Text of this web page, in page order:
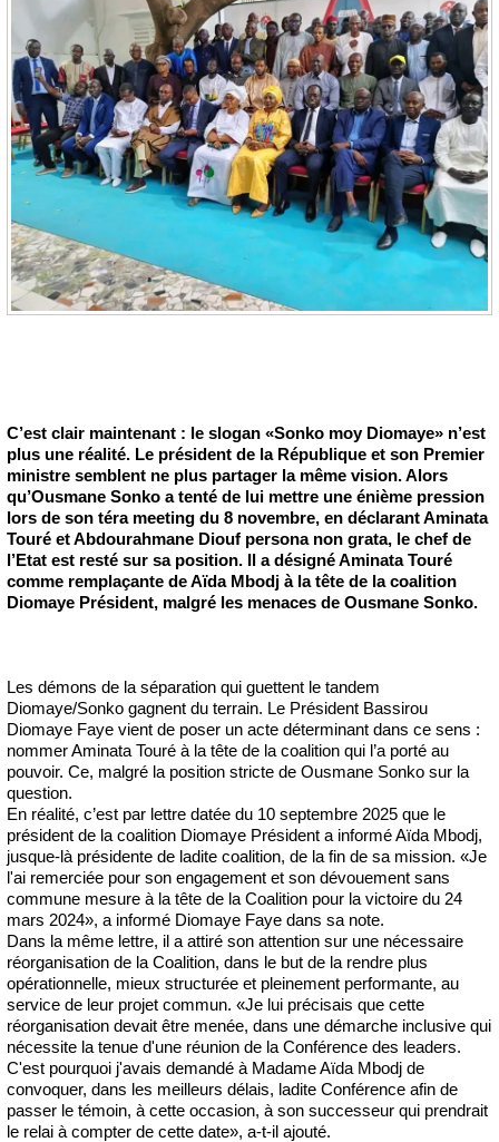
C’est clair maintenant : le slogan «Sonko moy Diomaye» n’est
plus une réalité. Le président de la République et son Premier
ministre semblent ne plus partager la même vision. Alors
qu’Ousmane Sonko a tenté de lui mettre une énième pression
lors de son téra meeting du 8 novembre, en déclarant Aminata
Touré et Abdourahmane Diouf persona non grata, le chef de
l’Etat est resté sur sa position. Il a désigné Aminata Touré
comme remplaçante de Aïda Mbodj à la tête de la coalition
Diomaye Président, malgré les menaces de Ousmane Sonko.
Les démons de la séparation qui guettent le tandem
Diomaye/Sonko gagnent du terrain. Le Président Bassirou
Diomaye Faye vient de poser un acte déterminant dans ce sens :
nommer Aminata Touré à la tête de la coalition qui l’a porté au
pouvoir. Ce, malgré la position stricte de Ousmane Sonko sur la
question.
En réalité, c’est par lettre datée du 10 septembre 2025 que le
président de la coalition Diomaye Président a informé Aïda Mbodj,
jusque-là présidente de ladite coalition, de la fin de sa mission. «Je
l'ai remerciée pour son engagement et son dévouement sans
commune mesure à la tête de la Coalition pour la victoire du 24
mars 2024», a informé Diomaye Faye dans sa note.
Dans la même lettre, il a attiré son attention sur une nécessaire
réorganisation de la Coalition, dans le but de la rendre plus
opérationnelle, mieux structurée et pleinement performante, au
service de leur projet commun. «Je lui précisais que cette
réorganisation devait être menée, dans une démarche inclusive qui
nécessite la tenue d'une réunion de la Conférence des leaders.
C'est pourquoi j'avais demandé à Madame Aïda Mbodj de
convoquer, dans les meilleurs délais, ladite Conférence afin de
passer le témoin, à cette occasion, à son successeur qui prendrait
le relai à compter de cette date», a-t-il ajouté.